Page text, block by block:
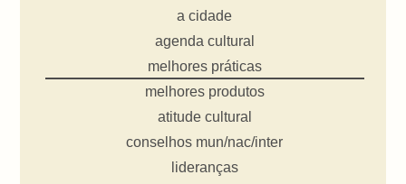
a cidade
agenda cultural
melhores práticas
melhores produtos
atitude cultural
conselhos mun/nac/inter
lideranças